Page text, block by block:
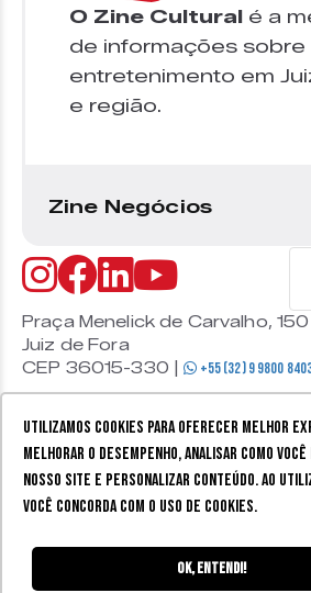
Utilizamos cookies para oferecer melhor
melhorar o desempenho, analisar como
nosso site e personalizar conteúdo. Ao
você concorda com o uso de cookies.
Ok, entendi!
O Zine Cultural é a
de informações sobre
entretenimento em
e região.
Zine Negócios
Praça Menelick de Carvalho,
Juiz de Fora
CEP 36015-330 |
+55 (32) 9 9800
os direitos reservados.